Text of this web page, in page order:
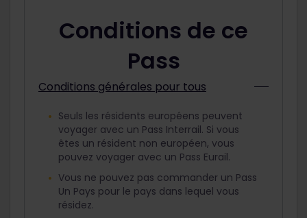
Conditions de ce
Pass
Conditions générales pour tous
Seuls les résidents européens peuvent
voyager avec un Pass Interrail. Si vous
êtes un résident non européen, vous
pouvez voyager avec un Pass Eurail.
Vous ne pouvez pas commander un Pass
Un Pays pour le pays dans lequel vous
résidez.